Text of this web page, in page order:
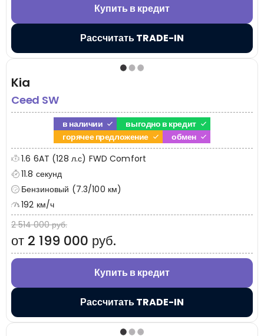
Купить в кредит
Рассчитать TRADE-IN
Kia
Ceed SW
в наличии
выгодно в кредит
горячее предложение
обмен
1.6 6AT (128 л.с) FWD Comfort
11.8 секунд
Бензиновый (7.3/100 км)
192 км/ч
2 514 000 руб.
от 2 199 000 руб.
Купить в кредит
Рассчитать TRADE-IN